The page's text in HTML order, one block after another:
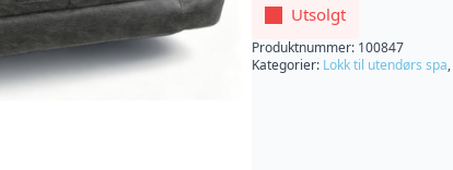
Utsolgt
Produktnummer: 100847
Kategorier: Lokk til utendørs spa,